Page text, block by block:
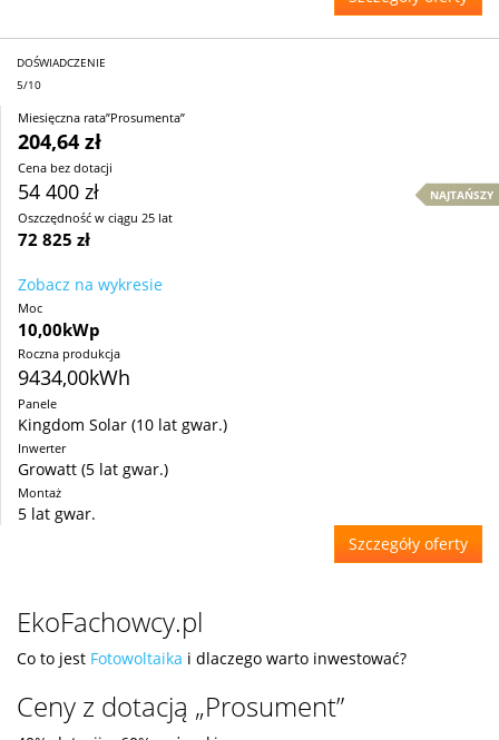
DOŚWIADCZENIE
5/10
Miesięczna rata”Prosumenta”
204,64 zł
Cena bez dotacji
54 400 zł NAJTAŃSZY
Oszczędność w ciągu 25 lat
72 825 zł
Zobacz na wykresie
Moc
10,00kWp
Roczna produkcja
9434,00kWh
Panele
Kingdom Solar (10 lat gwar.)
Inwerter
Growatt (5 lat gwar.)
Montaż
5 lat gwar.
Szczegóły oferty
EkoFachowcy.pl
Co to jest Fotowoltaika i dlaczego warto inwestować?
Ceny z dotacją „Prosument”